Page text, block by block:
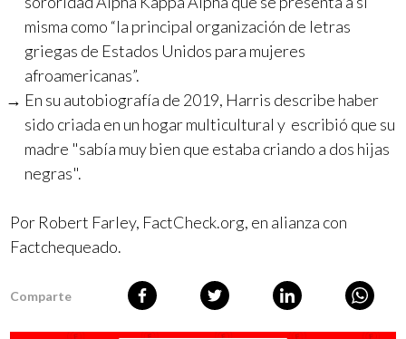
misma como “la principal organización de letras
griegas de Estados Unidos para mujeres
afroamericanas”.
En su autobiografía de 2019, Harris describe haber
sido criada en un hogar multicultural y escribió que su
madre "sabía muy bien que estaba criando a dos hijas
negras".
Por Robert Farley, FactCheck.org, en alianza con
Factchequeado.
Comparte